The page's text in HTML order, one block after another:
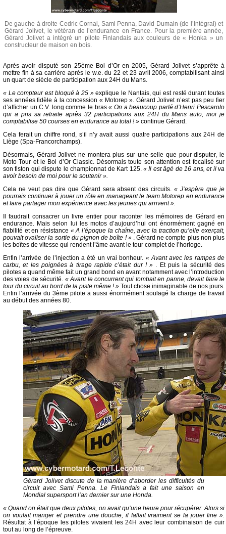
De gauche à droite Cedric Cornai, Sami Penna, David Dumain (de l’Intégral) et
Gérard Jolivet, le vétéran de l’endurance en France. Pour la première année,
Gérard Jolivet a intégré un pilote Finlandais aux couleurs de « Honka » un
constructeur de maison en bois.
Après avoir disputé son 25ème Bol d’Or en 2005, Gérard Jolivet s’apprête à
mettre fin à sa carrière après le w.e. du 22 et 23 avril 2006, comptabilisant ainsi
un quart de siècle de participation aux 24H du Mans.
« Le compteur est bloqué à 25 »explique le Nantais, qui est resté durant toutes
ses années fidèle à la concession « Motorep ». Gérard Jolivet n’est pas peu fier
d’afficher un C.V. long comme le bras« On a beaucoup parlé d’Henri Pescarolo
qui a pris sa retraite après 32 participations aux 24H du Mans auto, moi je
comptabilise 50 courses en endurance au total ! » continue Gérard.
Cela ferait un chiffre rond, s’il n’y avait aussi quatre participations aux 24H de
Liège (Spa-Francorchamps).
Désormais, Gérard Jolivet ne montera plus sur une selle que pour disputer, le
Moto Tour et le Bol d’Or Classic. Désormais toute son attention est focalisé sur
son fiston qui dispute le championnat de Kart 125.« Il est âgé de 16 ans, et il va
avoir besoin de moi pour le soutenir ».
Cela ne veut pas dire que Gérard sera absent des circuits.« J’espère que je
pourrais continuer à jouer un rôle en manageant le team Motorep en endurance
et faire partager mon expérience avec les jeunes qui arrivent ».
Il faudrait consacrer un livre entier pour raconter les mémoires de Gérard en
endurance. Mais selon lui les motos d’aujourd’hui ont énormément gagné en
fiabilité et en résistance « A l’époque la chaîne, avec la traction qu’elle exerçait,
pouvait ovaliser la sortie du pignon de boîte ! » . Gérard ne compte plus non plus
les boîtes de vitesse qui rendent l’âme avant le tour complet de l’horloge.
Enfin l’arrivée de l’injection a été un vrai bonheur. « Avant avec les rampes de
carbu, et les poignées à tirage rapide c’était dur ! » . Et puis la sécurité des
pilotes a quand même fait un grand bond en avant notamment avec l’introduction
des voies de sécurité. « Avant le concurrent qui tombait en panne, devait faire le
tour du circuit au bord de la piste même ! »Tout chose inimaginable de nos jours.
Enfin l’arrivée du 3ème pilote a aussi énormément soulagé la charge de travail
au début des années 80.
Gérard Jolivet discute de la manière d’aborder les difficultés du
circuit avec Sami Penna. Le Finlandais a fait une saison en
Mondial supersport l’an dernier sur une Honda.
« Quand on était que deux pilotes, on avait qu’une heure pour récupérer. Alors si
on voulait manger et prendre une douche, il fallait vraiment se la jouer fine ».
Résultat à l’époque les pilotes vivaient les 24H avec leur combinaison de cuir
tout au long de l’épreuve.